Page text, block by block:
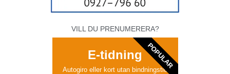
VILL DU PRENUMERERA?
E-tidning
Autogiro eller kort utan bindningstid
POPULAR